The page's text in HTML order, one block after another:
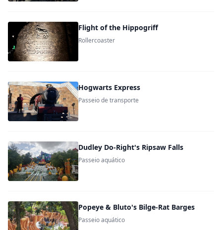
Flight of the Hippogriff
Rollercoaster
Hogwarts Express
Passeio de transporte
Dudley Do-Right's Ripsaw Falls
Passeio aquático
Popeye & Bluto's Bilge-Rat Barges
Passeio aquático